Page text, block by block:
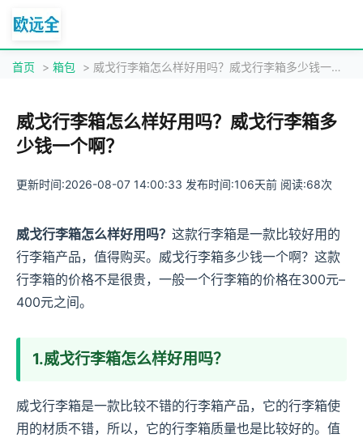
首页 > 箱包 > 威戈行李箱怎么样好用吗？威戈行李箱多少钱一个啊？
威戈行李箱怎么样好用吗？威戈行李箱多
少钱一个啊？
更新时间:2026-08-07 14:00:33 发布时间:106天前 阅读:68次
威戈行李箱怎么样好用吗？ 这款行李箱是一款比较好用的
行李箱产品，值得购买。威戈行李箱多少钱一个啊？这款
行李箱的价格不是很贵，一般一个行李箱的价格在300元–
400元之间。
1.威戈行李箱怎么样好用吗？
威戈行李箱是一款比较不错的行李箱产品，它的行李箱使
用的材质不错，所以，它的行李箱质量也是比较好的。值